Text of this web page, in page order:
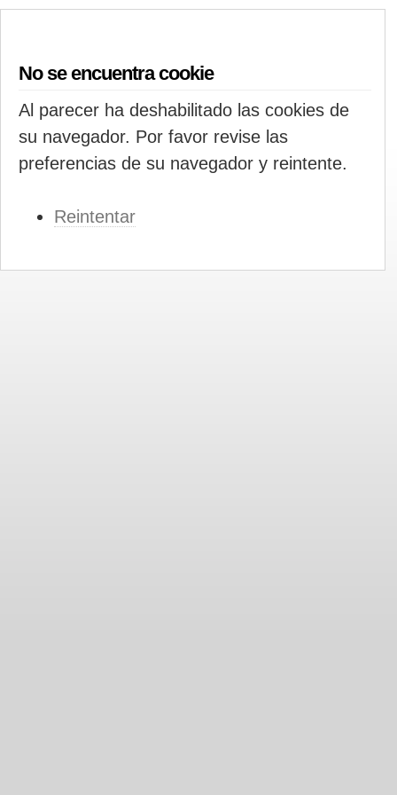
No se encuentra cookie
Al parecer ha deshabilitado las cookies de
su navegador. Por favor revise las
preferencias de su navegador y reintente.
Reintentar